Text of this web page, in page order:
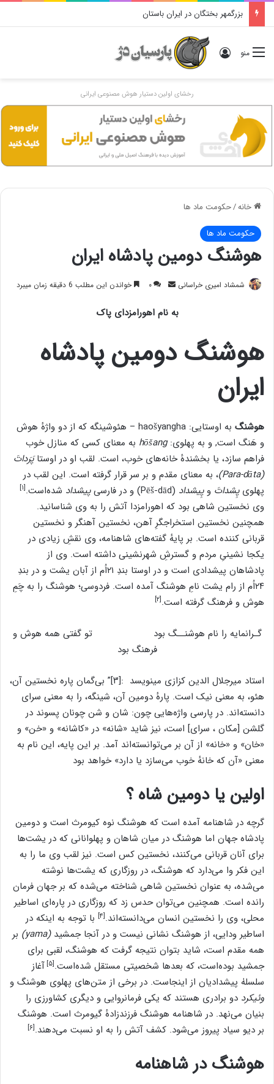
دوگانهٔ «ایرانی و اَنیرانی»: بررسی تاریخی، مفهومی و ایدئولوژیک
منو ورود
رخشای اولین دستیار هوش مصنوعی ایرانی
خانه/حکومت ماد ها
حکومت ماد ها
هوشنگ دومین پادشاه ایران
شمشاد امیری خراسانی
ارسال۰ خواندن این مطلب 6 دقیقه زمان میبرد
به نام اهورامزدای پاک
هوشنگ دومین پادشاه
ایران
هوشنگ
به اوستایی: haošyangha – هئوشینگه که از دو واژهٔ هوش
و هَنگ است, و به پهلوی:hōšang به معنای کسی که منازل خوب
فراهم سازد، یا بخشندهٔ خانه‌های خوب، است. لقب او در اوستاپَرَداتَ
(Para-dāta)
، به معنای مقدم و بر سر قرار گرفته است. این لقب در
پهلویپِشداتَ وپِیشداد (Pēš-dād) و در فارسی پیشداد شده‌است.[۱]
وی نخستین شاهی بود که اهورامزدا آتش را به وی شناسانید.
همچنین نخستین استخراجگرِ آهن، نخستین آهنگر و نخستین
قربانی کننده است. بر پایهٔ گفته‌های شاهنامه، وی نقشِ زیادی در
یکجا نشینیِ مردم و گسترشِ شهرنشینی داشته است. وی از
پادشاهان پیشدادی است و در اوستا بندِ ۲۱اُم از آبان یشت و در بندِ
۲۴اُم از رام یشت نامِ هوشنگ آمده است. فردوسی؛ هوشنگ را به چَمِ
هوش و فرهنگ گرفته است.[۲]
گـرانمایه را نام هوشنــگ بود تو گفتی همه هوش و
فرهنگ بود
استاد میرجلال الدین کزازی مینویسد :[۳]” بی‌گمان پاره نخستین آن،
هئو، به معنی نیک است. پارهٔ دومین آن، شینگه، را به معنی سرای
دانسته‌اند. در پارسی واژه‌هایی چون: شان و شن چونان پسوند در
گلشن [مکان ، سرای] است، نیز شاید «شانه» در «کاشانه» و «خن» و
«خان» و «خانه» از آن بر می‌توانسته‌اند آمد. بر این پایه، این نام به
معنی «آن که خانه‌ٔ خوب می‌سازد یا دارد» خواهد بود
اولین یا دومین شاه ؟
گرچه در شاهنامه آمده است که هوشنگ نوه کیومرث است و دومین
پادشاه جهان اما هوشنگ در میان شاهان و پهلوانانی که در یشت‌ها
برای آنان قربانی می‌کنند، نخستین کس است. نیز لقب وی ما را به
این فکر وا می‌دارد که هوشنگ، در روزگاری که یشت‌ها نوشته
می‌شده، به عنوان نخستین شاهی شناخته می‌شده که بر جهان فرمان
رانده است. همچنین می‌توان حدس زد که روزگاری در پاره‌ای اساطیر
محلی، وی را نخستین انسان می‌دانسته‌اند.[۴]
با توجه به اینکه در
اساطیر ودایی، از هوشنگ نشانی نیست و در آنجا جمشید(yama)
بر
همه مقدم است، شاید بتوان نتیجه گرفت که هوشنگ، لقبی برای
جمشید بوده‌است، که بعدها شخصیتی مستقل شده‌است.[۵]
آغاز
سلسلهٰ پیشدادیان از اینجاست. در برخی از متن‌های پهلوی هوشنگ و
وئیکرد دو برادری هستند که یکی فرمانروایی و دیگری کشاورزی را
بنیان می‌نهد. در شاهنامه هوشنگ فرزندزادهٔ گیومرث است. هوشنگ
بر دیو سیاد پیروز می‌شود. کشف آتش را به او نسبت می‌دهند.[۶]
هوشنگ در شاهنامه